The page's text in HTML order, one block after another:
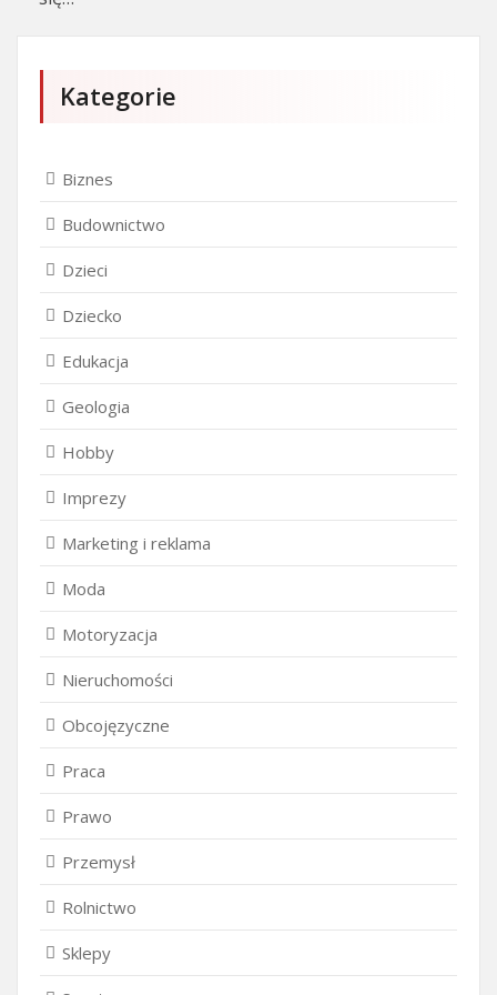
Kategorie
Biznes
Budownictwo
Dzieci
Dziecko
Edukacja
Geologia
Hobby
Imprezy
Marketing i reklama
Moda
Motoryzacja
Nieruchomości
Obcojęzyczne
Praca
Prawo
Przemysł
Rolnictwo
Sklepy